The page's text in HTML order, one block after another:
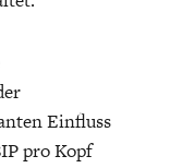
Einfluss
pro Kopf